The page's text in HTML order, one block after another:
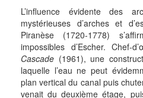
L’influence évidente des
mystérieuses d’arches et
Piranèse (1720-1778)
impossibles d’Escher. Chef-
Cascade (1961), une
laquelle l’eau ne peut
plan vertical du canal puis
venait du deuxième étage,